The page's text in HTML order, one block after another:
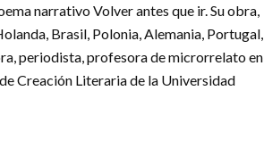
narrativo Volver antes que ir. Su obra,
Brasil, Polonia, Alemania, Portugal,
periodista, profesora de microrrelato en
Creación Literaria de la Universidad